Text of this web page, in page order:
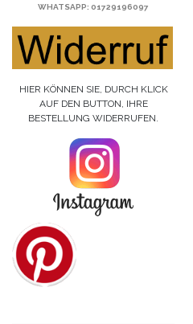
WHATSAPP: 01729196097
HIER KÖNNEN SIE, DURCH KLICK
AUF DEN BUTTON, IHRE
BESTELLUNG WIDERRUFEN.